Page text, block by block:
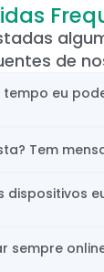
de
eu
Tem
dispositivos
sempre